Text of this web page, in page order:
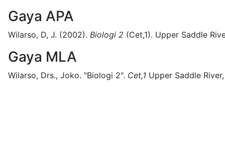
Gaya APA
Wilarso, D, J. (2002). Biologi 2 (Cet,1). Upper Saddle
Gaya MLA
Wilarso, Drs., Joko. "Biologi 2". Cet,1 Upper Saddle